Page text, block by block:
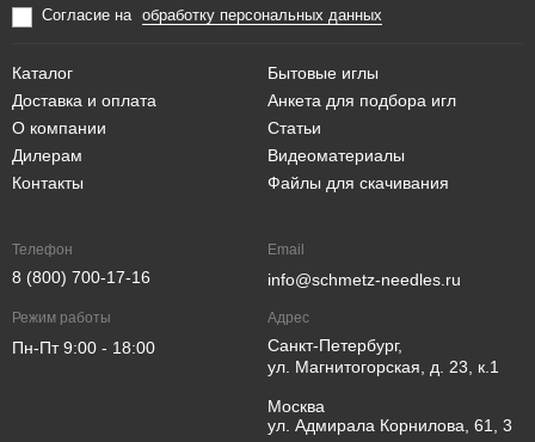
Согласие на обработку персональных данных
Каталог
Доставка и оплата
О компании
Дилерам
Контакты
Бытовые иглы
Анкета для подбора игл
Статьи
Видеоматериалы
Файлы для скачивания
Телефон
8 (800) 700-17-16
Email
info@schmetz-needles.ru
Режим работы
Пн-Пт 9:00 - 18:00
Адрес
Санкт-Петербург,
ул. Магнитогорская, д. 23, к.1
Москва
ул. Адмирала Корнилова, 61, 3